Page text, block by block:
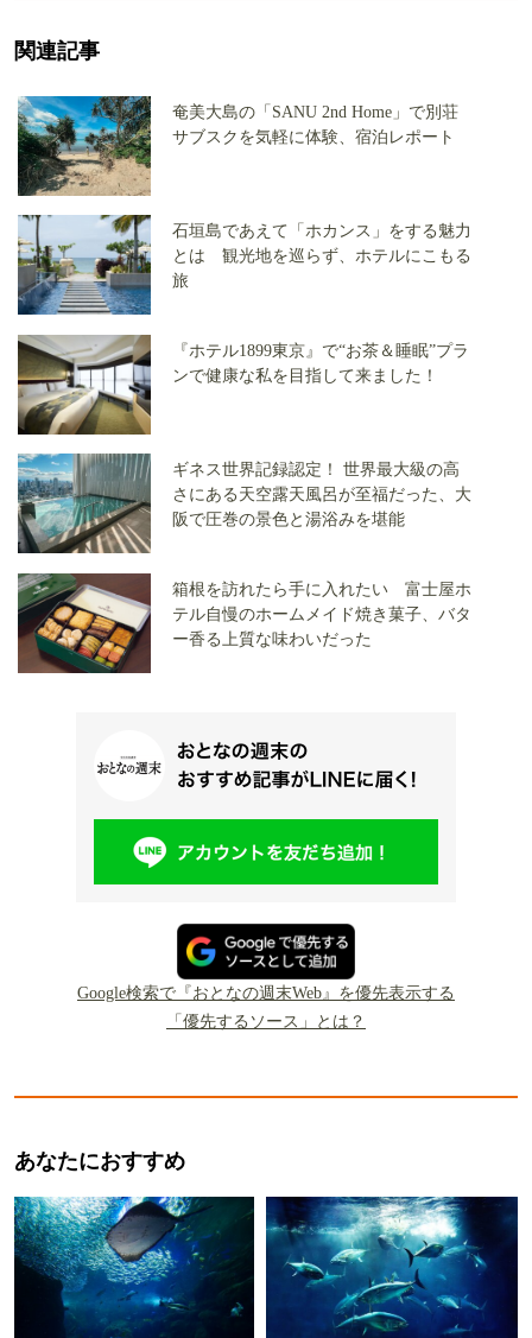
関連記事
奄美大島の「SANU 2nd Home」で別荘
サブスクを気軽に体験、宿泊レポート
石垣島であえて「ホカンス」をする魅力
とは 観光地を巡らず、ホテルにこもる
旅
『ホテル1899東京』で“お茶＆睡眠”プラ
ンで健康な私を目指して来ました！
ギネス世界記録認定！ 世界最大級の高
さにある天空露天風呂が至福だった、大
阪で圧巻の景色と湯浴みを堪能
箱根を訪れたら手に入れたい 富士屋ホ
テル自慢のホームメイド焼き菓子、バタ
ー香る上質な味わいだった
Google検索で『おとなの週末Web』を優先表示する
「優先するソース」とは？
あなたにおすすめ